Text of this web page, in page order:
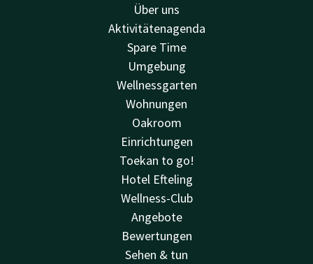
Über uns
Aktivitätenagenda
Spare Time
Umgebung
Wellnessgarten
Wohnungen
Oakroom
Einrichtungen
Toekan to go!
Hotel Efteling
Wellness-Club
Angebote
Bewertungen
Sehen & tun